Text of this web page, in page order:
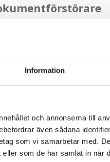
Information
och annonserna till
även sådana
som vi samarbetar med.
som de har samlat in när
Läs mer